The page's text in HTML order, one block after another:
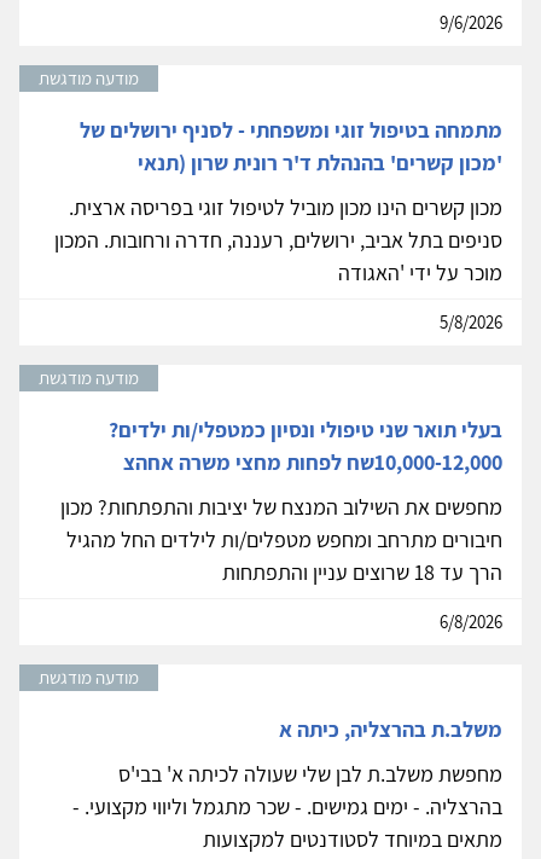
9/6/2026
מודעה מודגשת
מתמחה בטיפול זוגי ומשפחתי - לסניף ירושלים של
'מכון קשרים' בהנהלת ד'ר רונית שרון (תנאי
מכון קשרים הינו מכון מוביל לטיפול זוגי בפריסה ארצית.
סניפים בתל אביב, ירושלים, רעננה, חדרה ורחובות. המכון
מוכר על ידי 'האגודה
5/8/2026
מודעה מודגשת
בעלי תואר שני טיפולי ונסיון כמטפלי/ות ילדים?
10,000-12,000שח לפחות מחצי משרה אחהצ
מחפשים את השילוב המנצח של יציבות והתפתחות? מכון
חיבורים מתרחב ומחפש מטפלים/ות לילדים החל מהגיל
הרך עד 18 שרוצים עניין והתפתחות
6/8/2026
מודעה מודגשת
משלב.ת בהרצליה, כיתה א
מחפשת משלב.ת לבן שלי שעולה לכיתה א' בבי'ס
בהרצליה. - ימים גמישים. - שכר מתגמל וליווי מקצועי. -
מתאים במיוחד לסטודנטים למקצועות